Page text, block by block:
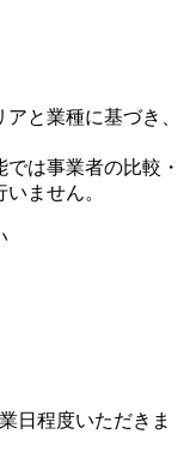
と業種に基づき、
は事業者の比較・
ません。
日程度いただきま